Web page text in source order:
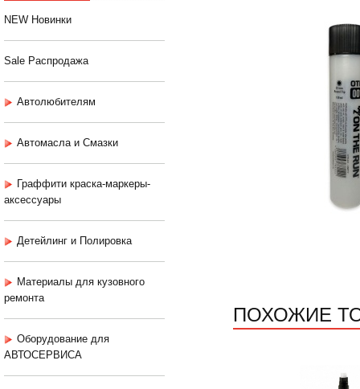
NEW Новинки
Sale Распродажа
Автолюбителям
Автомасла и Смазки
Граффити краска-маркеры-
аксессуары
Детейлинг и Полировка
Материалы для кузовного
ремонта
Оборудование для
АВТОСЕРВИСА
ПОХОЖИЕ